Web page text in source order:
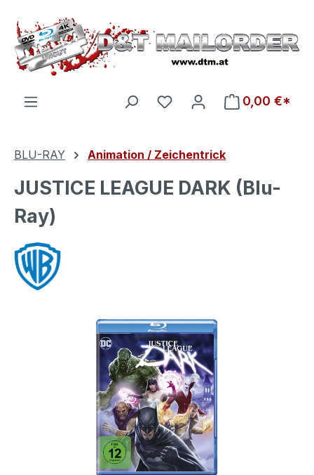
Zum Hauptinhalt springen
Du hast 0 Produkte auf
0,00 €*
BLU-RAY Animation / Zeichentrick
JUSTICE LEAGUE DARK (Blu-
Ray)
Bildergalerie überspringen